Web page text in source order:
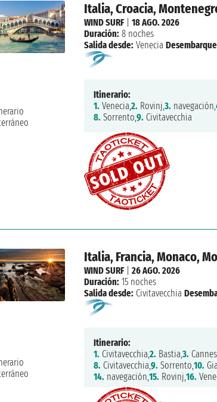
Italia, Croacia,
WIND SURF|18 AGO. 2026
Duración: 8 noches
Salida desde: Venecia
Itinerario:
1. Venecia,2. Rovinj,3. navegación,
8. Sorrento,9. Civitavecchia
Italia, Francia, Monaco,
WIND SURF|26 AGO. 2026
Duración: 15 noches
Salida desde: Civitavecchia
Itinerario:
1. Civitavecchia,2. Bastia,3.
8. Civitavecchia,9. Sorrento,10.
14. navegación,15. Rovinj,16.